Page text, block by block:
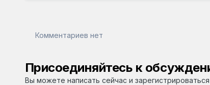
Комментариев нет
Присоединяйтесь к
Вы можете написать сейчас и зарегистрироваться